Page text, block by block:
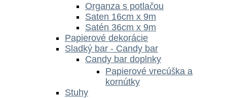
Organza s potlačou
Saten 16cm x 9m
Satén 36cm x 9m
Papierové dekorácie
Sladký bar - Candy bar
Candy bar doplnky
Papierové vrecúška a
kornútky
Stuhy